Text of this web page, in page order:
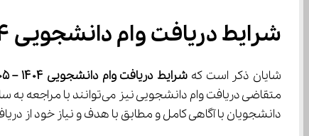
شرایط دریافت وام دانشجویی ۱۴۰۴ – ۱۴۰۵
شایان ذکر است که شرایط دریافت وام دانشجویی ۱۴۰۴ – ۱۴۰۵
دانشجویان با آگاهی کامل و مطابق با هدف و نیاز خود از